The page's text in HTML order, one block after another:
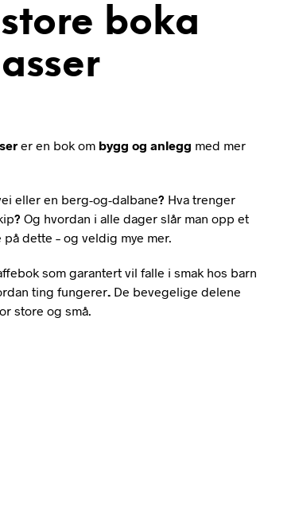
boka
er en bok om bygg og anlegg med mer
eller en berg-og-dalbane? Hva trenger
? Og hvordan i alle dager slår man opp et
dette – og veldig mye mer.
som garantert vil falle i smak hos barn
ting fungerer. De bevegelige delene
store og små.